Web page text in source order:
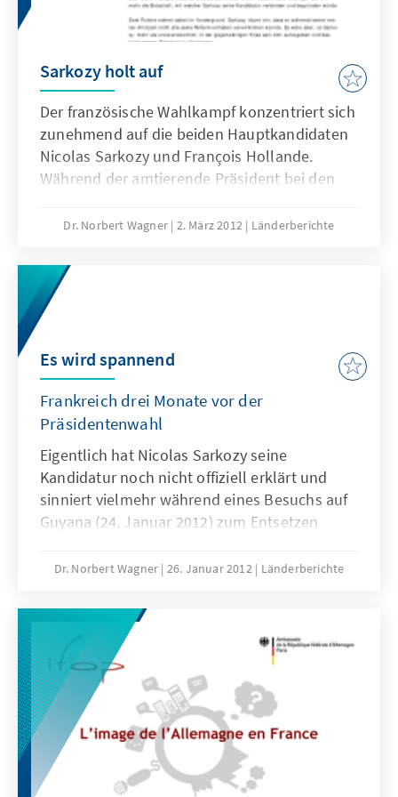
Sarkozy holt auf
Der französische Wahlkampf konzentriert sich
zunehmend auf die beiden Hauptkandidaten
Nicolas Sarkozy und François Hollande.
Während der amtierende Präsident bei den
Wahlgang aufholen kann, liegt sein
Umfragen zu einer möglichen Stichwahl
weiterhin deutlich vorne.
Dr. Norbert Wagner 2. März 2012 Länderberichte
Es wird spannend
Frankreich drei Monate vor der
Präsidentenwahl
Eigentlich hat Nicolas Sarkozy seine
Kandidatur noch nicht offiziell erklärt und
sinniert vielmehr während eines Besuchs auf
Guyana (24. Januar 2012) zum Entsetzen
Niederlage und das Ende seiner politischen
drei Monate vor dem ersten Wahlgang am 22.
April 2012, die heiße Phase des
Präsidentenwahlkampfes in Frankreich
begonnen.
Dr. Norbert Wagner 26. Januar 2012 Länderberichte